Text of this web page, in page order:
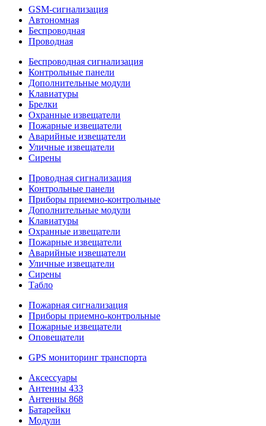
GSM-сигнализация
Автономная
Беспроводная
Проводная
Беспроводная сигнализация
Контрольные панели
Дополнительные модули
Клавиатуры
Брелки
Охранные извещатели
Пожарные извещатели
Аварийные извещатели
Уличные извещатели
Сирены
Проводная сигнализация
Контрольные панели
Приборы приемно-контрольные
Дополнительные модули
Клавиатуры
Охранные извещатели
Пожарные извещатели
Аварийные извещатели
Уличные извещатели
Сирены
Табло
Пожарная сигнализация
Приборы приемно-контрольные
Пожарные извещатели
Оповещатели
GPS мониторинг транспорта
Аксессуары
Антенны 433
Антенны 868
Батарейки
Модули